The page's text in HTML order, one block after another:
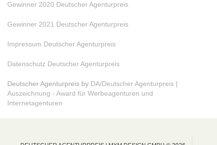
Gewinner 2020 Deutscher Agenturpreis
Gewinner 2021 Deutscher Agenturpreis
Impressum Deutscher Agenturpreis
Datenschutz Deutscher Agenturpreis
Deutscher Agenturpreis by DA/Deutscher Agenturpreis |
Auszeichnung - Award für Werbeagenturen und
Internetagenturen